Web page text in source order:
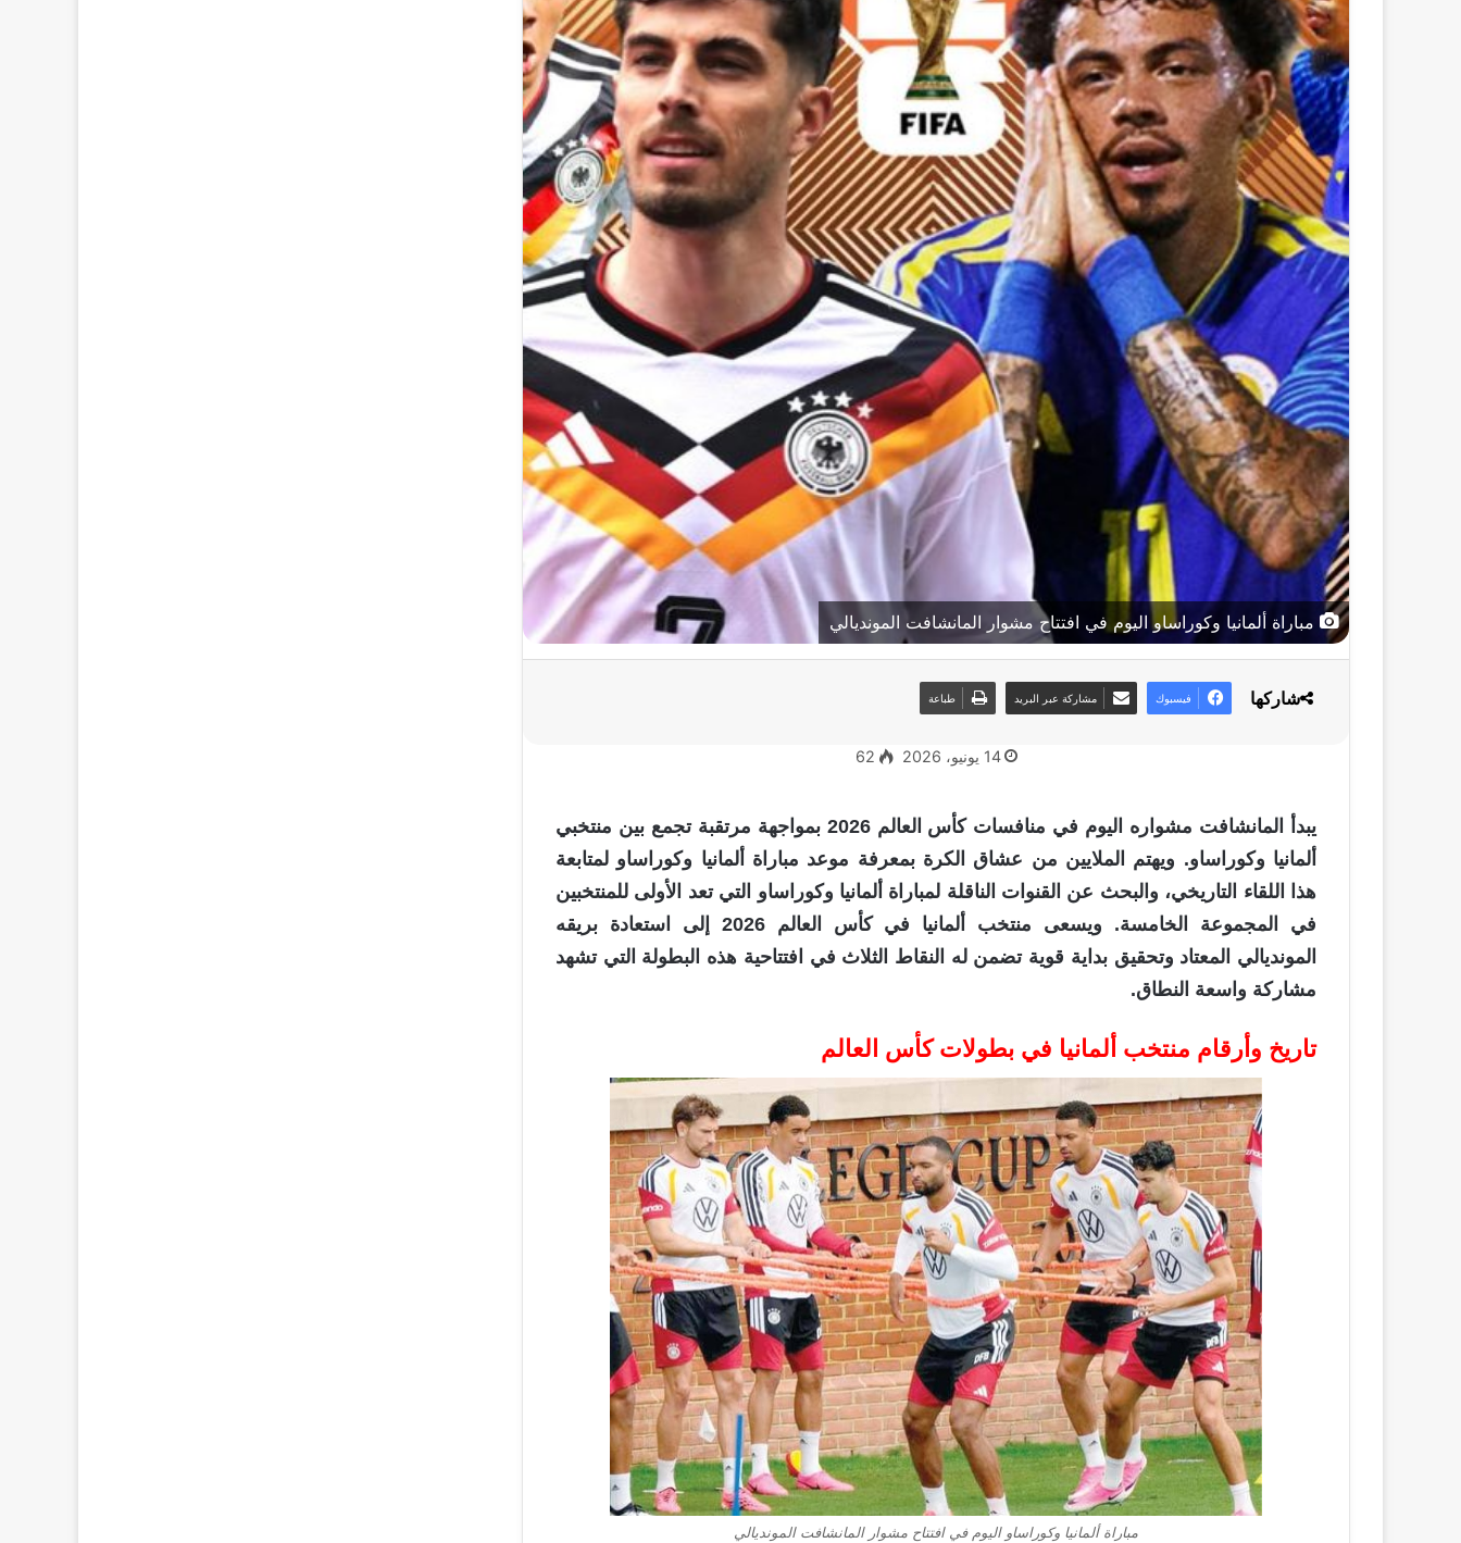
مباراة ألمانيا وكوراساو اليوم في افتتاح مشوار المانشافت المونديالي
14 يونيو، 2026 62
يبدأ المانشافت مشواره اليوم في منافسات كأس العالم 2026 بمواجهة مرتقبة تجمع بين منتخبي
ألمانيا وكوراساو. ويهتم الملايين من عشاق الكرة بمعرفة موعد مباراة ألمانيا وكوراساو لمتابعة
هذا اللقاء التاريخي، والبحث عن القنوات الناقلة لمباراة ألمانيا وكوراساو التي تعد الأولى للمنتخبين
في المجموعة الخامسة. ويسعى منتخب ألمانيا في كأس العالم 2026 إلى استعادة بريقه
المونديالي المعتاد وتحقيق بداية قوية تضمن له النقاط الثلاث في افتتاحية هذه البطولة التي تشهد
مشاركة واسعة النطاق.
تاريخ وأرقام منتخب ألمانيا في بطولات كأس العالم
مباراة ألمانيا وكوراساو اليوم في افتتاح مشوار المانشافت المونديالي
شاركها فيسبوك مشاركة عبر البريد طباعة